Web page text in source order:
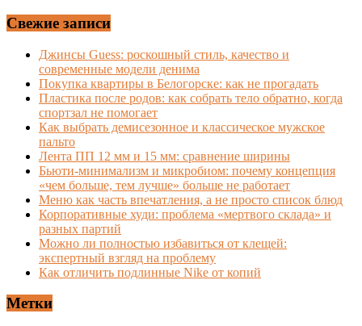
Свежие записи
Джинсы Guess: роскошный стиль, качество и
современные модели денима
Покупка квартиры в Белогорске: как не прогадать
Пластика после родов: как собрать тело обратно, когда
спортзал не помогает
Как выбрать демисезонное и классическое мужское
пальто
Лента ПП 12 мм и 15 мм: сравнение ширины
Бьюти-минимализм и микробиом: почему концепция
«чем больше, тем лучше» больше не работает
Меню как часть впечатления, а не просто список блюд
Корпоративные худи: проблема «мертвого склада» и
разных партий
Можно ли полностью избавиться от клещей:
экспертный взгляд на проблему
Как отличить подлинные Nike от копий
Метки